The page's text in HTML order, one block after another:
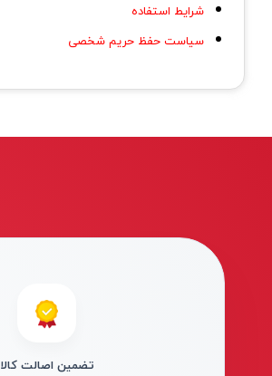
شرایط استفاده
سیاست حفظ حریم شخصی
تضمین اصالت کالا